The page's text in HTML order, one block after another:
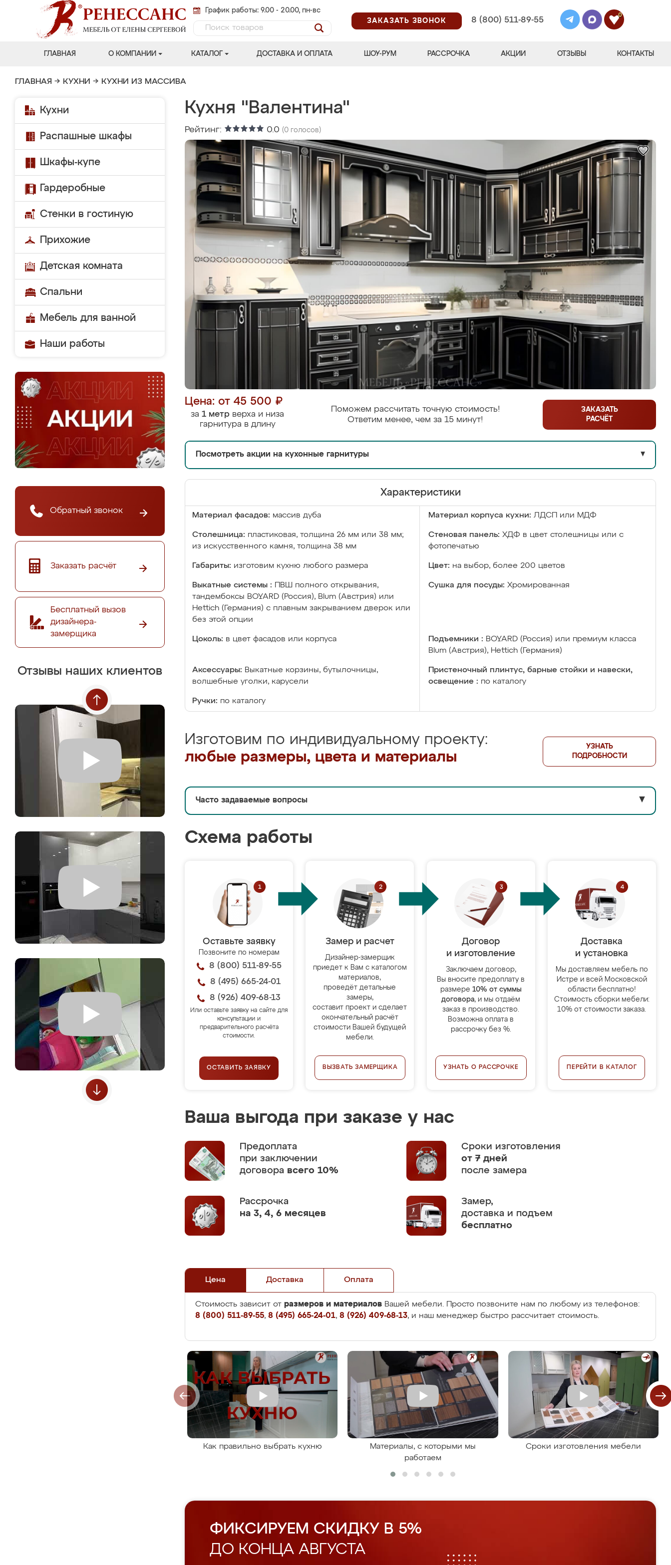
График работы: 9.00 - 20.00, пн-вс
ЗАКАЗАТЬ ЗВОНОК
8 (800) 511-89-55
0
ГЛАВНАЯ О КОМПАНИИ КАТАЛОГ ДОСТАВКА И ОПЛАТА ШОУ-РУМ РАССРОЧКА АКЦИИ ОТЗЫВЫ КОНТАКТЫ
ГЛАВНАЯ → КУХНИ → КУХНИ ИЗ МАССИВА
Кухни
Распашные шкафы
Шкафы-купе
Гардеробные
Стенки в гостиную
Прихожие
Детская комната
Спальни
Мебель для ванной
Наши работы
Обратный звонок
Заказать расчёт
Бесплатный вызов
дизайнера-
замерщика
Отзывы наших клиентов
Кухня "Валентина"
Рейтинг: 0.0 (0 голосов)
Цена: от 45 500 ₽
за 1 метр верха и низа
гарнитура в длину
Поможем рассчитать точную стоимость!
Ответим менее, чем за 15 минут!
ЗАКАЗАТЬ
РАСЧЁТ
Посмотреть акции на кухонные гарнитуры ▼
Характеристики
Материал фасадов: массив дуба Материал корпуса кухни: ЛДСП или МДФ
Столешница: пластиковая, толщина 26 мм или 38 мм;
из искусственного камня, толщина 38 мм
Стеновая панель: ХДФ в цвет столешницы или с
фотопечатью
Габариты: изготовим кухню любого размера Цвет: на выбор, более 200 цветов
Выкатные системы :
ПВШ полного открывания,
тандембоксы BOYARD (Россия), Blum (Австрия) или
Hettich (Германия) с плавным закрыванием дверок или
без этой опции
Сушка для посуды: Хромированная
Цоколь: в цвет фасадов или корпуса Подъемники : BOYARD (Россия) или премиум класса
Blum (Австрия), Hettich (Германия)
Аксессуары: Выкатные корзины, бутылочницы,
волшебные уголки, карусели
Пристеночный плинтус, барные стойки и навески,
освещение : по каталогу
Ручки: по каталогу
Изготовим по индивидуальному проекту:
любые размеры, цвета и материалы
УЗНАТЬ
ПОДРОБНОСТИ
Часто задаваемые вопросы ▼
Схема работы
Оставьте заявку
Позвоните по номерам
8 (800) 511-89-55
8 (495) 665-24-01
8 (926) 409-68-13
Или оставьте заявку на сайте для
консультации и
предварительного расчёта
стоимости.
ОСТАВИТЬ ЗАЯВКУ
Замер и расчет
Дизайнер-замерщик
приедет к Вам с каталогом
материалов,
проведёт детальные
замеры,
составит проект и сделает
окончательный расчёт
стоимости Вашей будущей
мебели.
ВЫЗВАТЬ ЗАМЕРЩИКА
Договор
и изготовление
Заключаем договор,
Вы вносите предоплату в
размере 10% от суммы
договора, и мы отдаём
заказ в производство.
Возможна оплата в
рассрочку без %.
УЗНАТЬ О РАССРОЧКЕ
Доставка
и установка
Мы доставляем мебель по
Истре и всей Московской
области бесплатно!
Стоимость сборки мебели:
10% от стоимости заказа.
ПЕРЕЙТИ В КАТАЛОГ
Ваша выгода при заказе у нас
Предоплата
при заключении
договора всего 10%
Сроки изготовления
от 7 дней
после замера
Рассрочка
на 3, 4, 6 месяцев
Замер,
доставка и подъем
бесплатно
Цена Доставка Оплата
Стоимость зависит от размеров и материалов Вашей мебели. Просто позвоните нам по любому из телефонов:
8 (800) 511-89-55, 8 (495) 665-24-01, 8 (926) 409-68-13, и наш менеджер быстро рассчитает стоимость.
Как правильно выбрать кухню
Материалы, с которыми мы
работаем
Сроки изготовления мебели
ФИКСИРУЕМ СКИДКУ В 5%
ДО КОНЦА АВГУСТА